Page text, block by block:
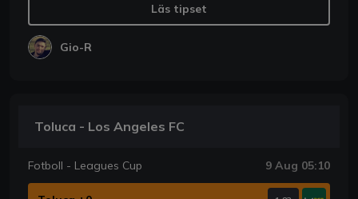
Läs tipset
Gio-R
Toluca - Los Angeles FC
Fotboll - Leagues Cup 9 Aug 05:10